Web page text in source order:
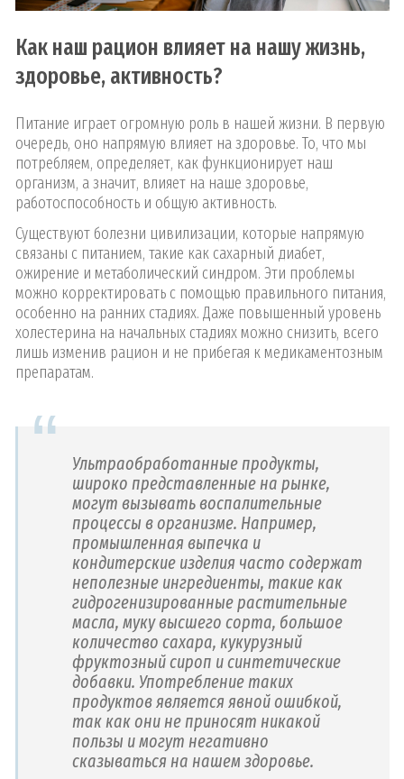
Как наш рацион влияет на нашу жизнь,
здоровье, активность?
Питание играет огромную роль в нашей жизни. В первую
очередь, оно напрямую влияет на здоровье. То, что мы
потребляем, определяет, как функционирует наш
организм, а значит, влияет на наше здоровье,
работоспособность и общую активность.
Существуют болезни цивилизации, которые напрямую
связаны с питанием, такие как сахарный диабет,
ожирение и метаболический синдром. Эти проблемы
можно корректировать с помощью правильного питания,
особенно на ранних стадиях. Даже повышенный уровень
холестерина на начальных стадиях можно снизить, всего
лишь изменив рацион и не прибегая к медикаментозным
препаратам.
Ультраобработанные продукты,
широко представленные на рынке,
могут вызывать воспалительные
процессы в организме. Например,
промышленная выпечка и
кондитерские изделия часто содержат
неполезные ингредиенты, такие как
гидрогенизированные растительные
масла, муку высшего сорта, большое
количество сахара, кукурузный
фруктозный сироп и синтетические
добавки. Употребление таких
продуктов является явной ошибкой,
так как они не приносят никакой
пользы и могут негативно
сказываться на нашем здоровье.